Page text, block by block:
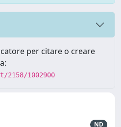
per citare o creare
1002900
ND